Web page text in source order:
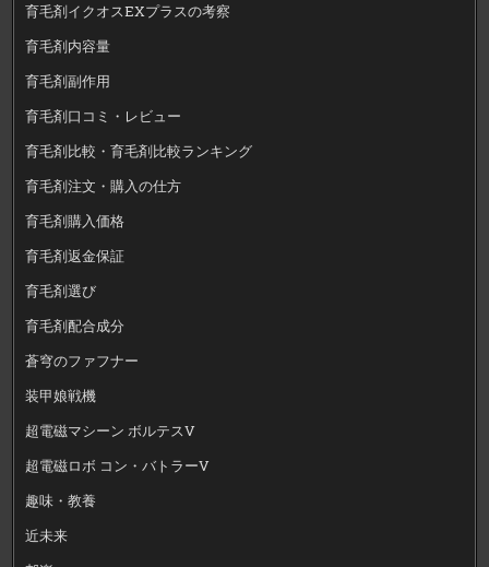
育毛剤イクオスEXプラスの考察
育毛剤内容量
育毛剤副作用
育毛剤口コミ・レビュー
育毛剤比較・育毛剤比較ランキング
育毛剤注文・購入の仕方
育毛剤購入価格
育毛剤返金保証
育毛剤選び
育毛剤配合成分
蒼穹のファフナー
装甲娘戦機
超電磁マシーン ボルテスV
超電磁ロボ コン・バトラーV
趣味・教養
近未来